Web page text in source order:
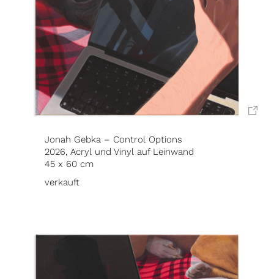
Jonah Gebka – Control Options
2026, Acryl und Vinyl auf Leinwand
45 x 60 cm
verkauft